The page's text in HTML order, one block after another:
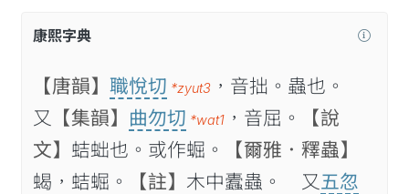
康熙字典
【唐韻】 職悅切 *zyut3 ，音拙。蟲也。
又
【集韻】 曲勿切 *wat1 ，音屈。
【說
文】 蛣䖦也。或作𧌑。
【爾雅．釋蟲】
蝎，蛣𧌑。
【註】 木中蠹蟲。 又五忽